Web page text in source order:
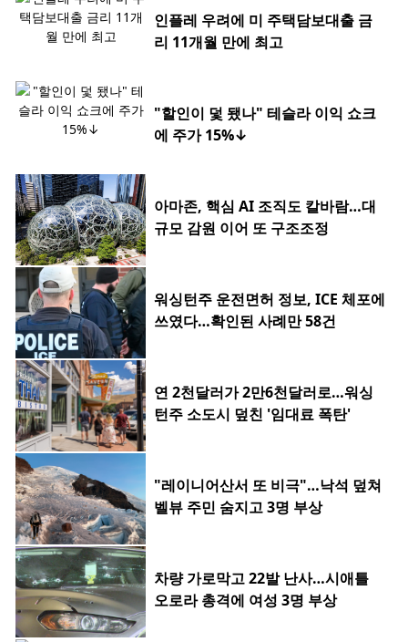
인플레 우려에 미 주택담보대출 금
리 11개월 만에 최고
"할인이 덫 됐나" 테슬라 이익 쇼크
에 주가 15%↓
아마존, 핵심 AI 조직도 칼바람…대
규모 감원 이어 또 구조조정
워싱턴주 운전면허 정보, ICE 체포에
쓰였다…확인된 사례만 58건
연 2천달러가 2만6천달러로…워싱
턴주 소도시 덮친 '임대료 폭탄'
"레이니어산서 또 비극"…낙석 덮쳐
벨뷰 주민 숨지고 3명 부상
차량 가로막고 22발 난사…시애틀
오로라 총격에 여성 3명 부상